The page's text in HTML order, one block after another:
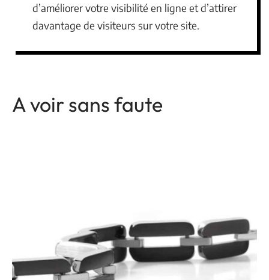
d’améliorer votre visibilité en ligne et d’attirer
davantage de visiteurs sur votre site.
A voir sans faute